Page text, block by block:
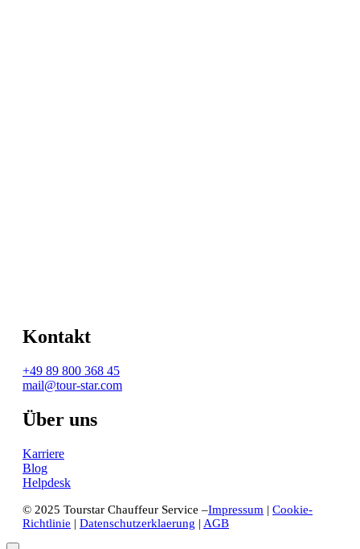
Kontakt
+49 89 800 368 45
mail@tour-star.com
Über uns
Karriere
Blog
Helpdesk
© 2025 Tourstar Chauffeur Service –Impressum | Cookie-
Richtlinie | Datenschutzerklaerung | AGB